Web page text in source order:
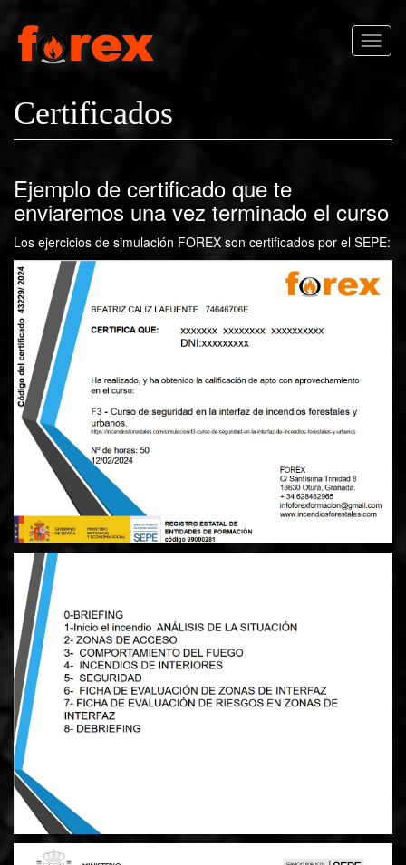
Certificados
Ejemplo de certificado que te
enviaremos una vez terminado el curso
Los ejercicios de simulación FOREX son certificados por el SEPE: